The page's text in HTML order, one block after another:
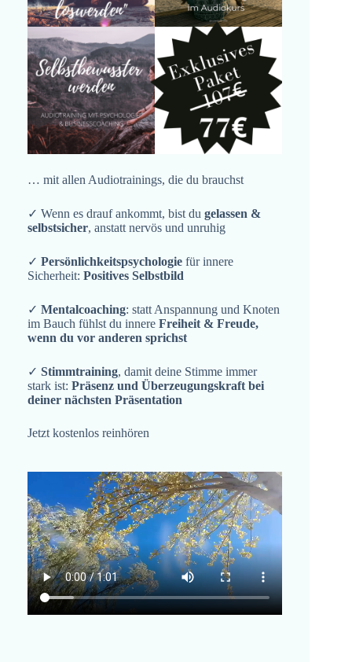
… mit allen Audiotrainings, die du brauchst
✓ Wenn es drauf ankommt, bist du gelassen &
selbstsicher, anstatt nervös und unruhig
✓ Persönlichkeitspsychologie für innere
Sicherheit: Positives Selbstbild
✓ Mentalcoaching: statt Anspannung und Knoten
im Bauch fühlst du innere Freiheit & Freude,
wenn du vor anderen sprichst
✓ Stimmtraining, damit deine Stimme immer
stark ist: Präsenz und Überzeugungskraft bei
deiner nächsten Präsentation
Jetzt kostenlos reinhören